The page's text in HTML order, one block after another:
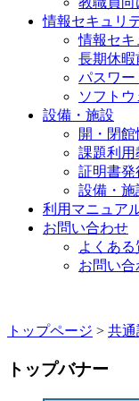
情報セキュリ
情報セキ
長期休暇
パスワー
ソフト
設備・施設
開・閉館
課題利用
証明書発
設備・施
利用マニュア
お問い合わせ
よくあ
お問い合
トップページ > 共通
トップバナー